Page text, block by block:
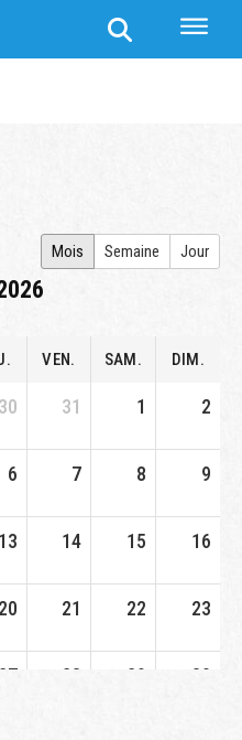
Mois Semaine Jour
VEN. SAM. DIM.
30 31 1 2
6 7 8 9
13 14 15 16
20 21 22 23
27 28 29 30